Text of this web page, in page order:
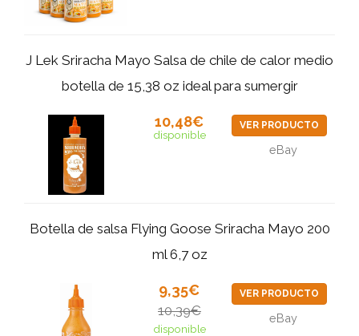
J Lek Sriracha Mayo Salsa de chile de calor medio
botella de 15,38 oz ideal para sumergir
10,48€
disponible
VER PRODUCTO
eBay
Botella de salsa Flying Goose Sriracha Mayo 200
ml 6,7 oz
9,35€
10,39€
disponible
VER PRODUCTO
eBay